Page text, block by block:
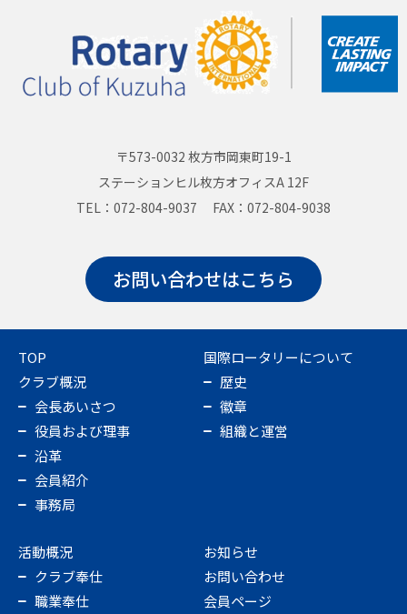
〒573-0032 枚方市岡東町19-1
ステーションヒル枚方オフィスA 12F
TEL：072-804-9037 FAX：072-804-9038
お問い合わせはこちら
TOP
クラブ概況
会長あいさつ
役員および理事
沿革
会員紹介
事務局
国際ロータリーについて
歴史
徽章
組織と運営
活動概況
クラブ奉仕
職業奉仕
お知らせ
お問い合わせ
会員ページ